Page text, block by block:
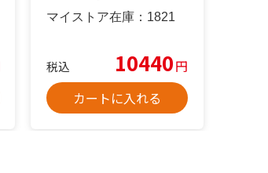
マイストア在庫： 1821
税込 10440円
カートに入れる